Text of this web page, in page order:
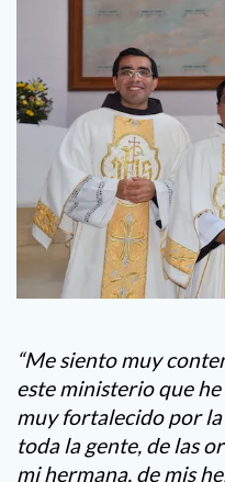
“Me siento muy
este ministerio que
muy fortalecido por
toda la gente, de las
mi hermana, de mis